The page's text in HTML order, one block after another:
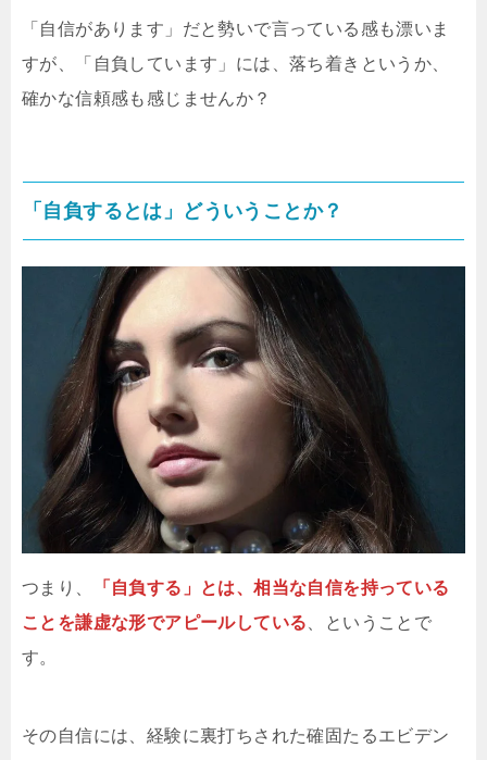
「自信があります」だと勢いで言っている感も漂いま
すが、「自負しています」には、落ち着きというか、
確かな信頼感も感じませんか？
「自負するとは」どういうことか？
つまり、
「自負する」とは、相当な自信を持っている
ことを謙虚な形でアピールしている 、ということで
す。
その自信には、経験に裏打ちされた確固たるエビデン